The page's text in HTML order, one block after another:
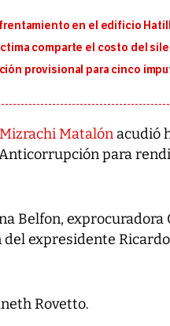
en el edificio
comparte el costo del
provisional para cinco
Matalón acudió
para
Belfon, exprocuradora
expresidente
Rovetto.
emergencia de